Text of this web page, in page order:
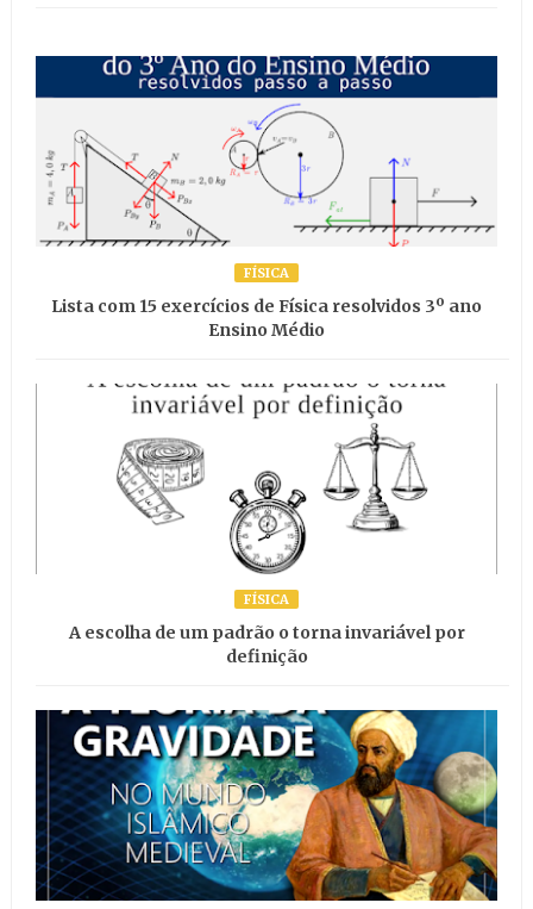
FÍSICA
Lista com 15 exercícios de Física resolvidos 3º ano
Ensino Médio
FÍSICA
A escolha de um padrão o torna invariável por
definição